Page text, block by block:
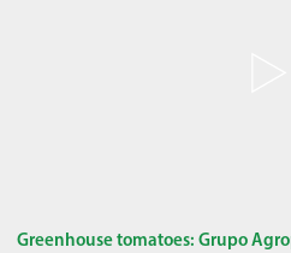
Greenhouse tomatoes: Grupo